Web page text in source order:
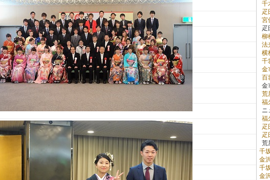
千
疋
宮
疋
柳
法
横
千
金
百
金
荒
福
ニ
福
疋
疋
荒
千
金
千
金